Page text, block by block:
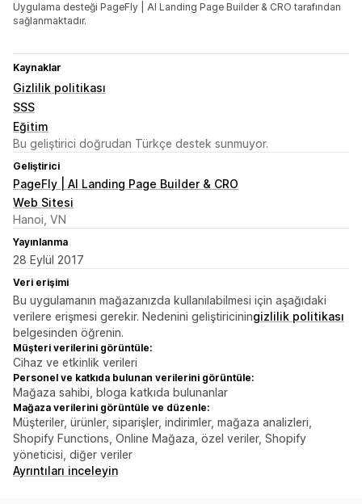
Uygulama desteği PageFly | AI Landing Page Builder & CRO tarafından
sağlanmaktadır.
Kaynaklar
Gizlilik politikası
SSS
Eğitim
Bu geliştirici doğrudan Türkçe destek sunmuyor.
Geliştirici
PageFly | AI Landing Page Builder & CRO
Web Sitesi
Hanoi, VN
Yayınlanma
28 Eylül 2017
Veri erişimi
Bu uygulamanın mağazanızda kullanılabilmesi için aşağıdaki
verilere erişmesi gerekir. Nedenini geliştiriciningizlilik politikası
belgesinden öğrenin.
Müşteri verilerini görüntüle:
Cihaz ve etkinlik verileri
Personel ve katkıda bulunan verilerini görüntüle:
Mağaza sahibi, bloga katkıda bulunanlar
Mağaza verilerini görüntüle ve düzenle:
Müşteriler, ürünler, siparişler, indirimler, mağaza analizleri,
Shopify Functions, Online Mağaza, özel veriler, Shopify
yöneticisi, diğer veriler
Ayrıntıları inceleyin